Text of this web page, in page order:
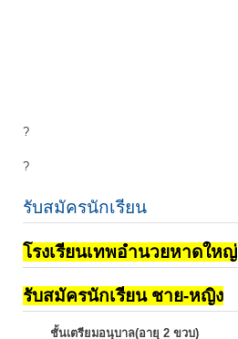
?
?
รับสมัครนักเรียน
โรงเรียนเทพอำนวยหาดใหญ่
รับสมัครนักเรียน ชาย-หญิง
ชั้นเตรียมอนุบาล(อายุ 2 ขวบ)